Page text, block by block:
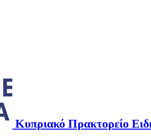
Κυπριακό Πρακτορείο